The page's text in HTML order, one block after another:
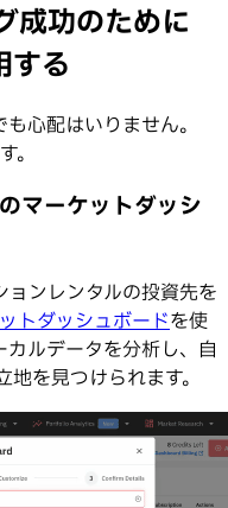
成功のために
する
心配はいりません。
。
マーケットダッシ
ンレンタルの投資先を
トダッシュボードを使
ルデータを分析し、自
を見つけられます。